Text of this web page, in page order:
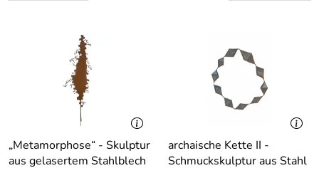
„Metamorphose“ - Skulptur
aus gelasertem Stahlblech
archaische Kette II -
Schmuckskulptur aus Stahl